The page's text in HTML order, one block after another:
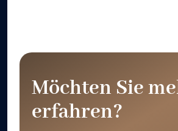
Möchten Sie
erfahren?